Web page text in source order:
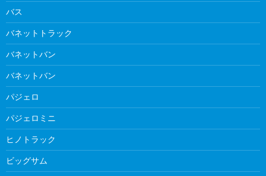
バス
バネットトラック
バネットバン
バネットバン
パジェロ
パジェロミニ
ヒノトラック
ビッグサム